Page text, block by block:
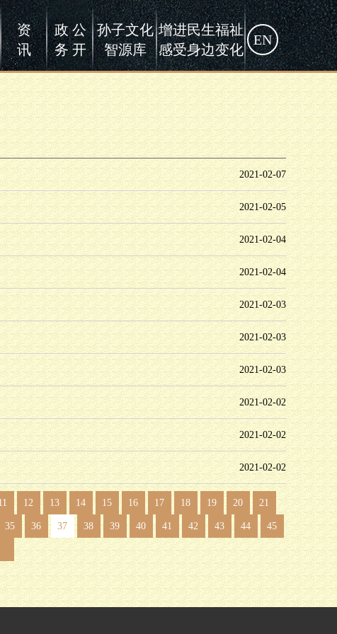
资
讯
政 公
务 开
孙子文化
智源库
增进民生福祉
感受身边变化
EN
2021-02-07
2021-02-05
2021-02-04
2021-02-04
2021-02-03
2021-02-03
2021-02-03
2021-02-02
2021-02-02
2021-02-02
12 13 14 15 16 17 18 19 20 21
35 36 37 38 39 40 41 42 43 44 45